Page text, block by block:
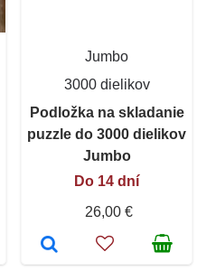
Jumbo
3000 dielikov
Podložka na skladanie
puzzle do 3000 dielikov
Jumbo
Do 14 dní
26,00 €